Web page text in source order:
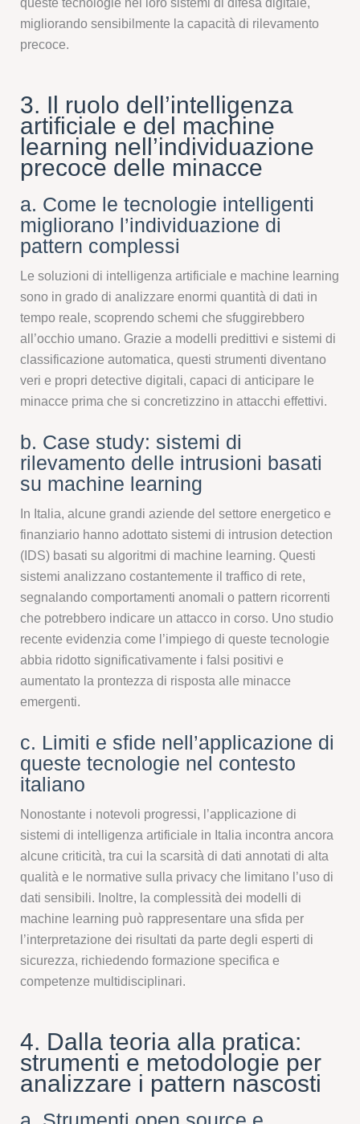
migliorando sensibilmente la capacità di rilevamento
precoce.
3. Il ruolo dell’intelligenza
artificiale e del machine
learning nell’individuazione
precoce delle minacce
a. Come le tecnologie intelligenti
migliorano l’individuazione di
pattern complessi
Le soluzioni di intelligenza artificiale e machine learning
sono in grado di analizzare enormi quantità di dati in
tempo reale, scoprendo schemi che sfuggirebbero
all’occhio umano. Grazie a modelli predittivi e sistemi di
classificazione automatica, questi strumenti diventano
veri e propri detective digitali, capaci di anticipare le
minacce prima che si concretizzino in attacchi effettivi.
b. Case study: sistemi di
rilevamento delle intrusioni basati
su machine learning
In Italia, alcune grandi aziende del settore energetico e
finanziario hanno adottato sistemi di intrusion detection
(IDS) basati su algoritmi di machine learning. Questi
sistemi analizzano costantemente il traffico di rete,
segnalando comportamenti anomali o pattern ricorrenti
che potrebbero indicare un attacco in corso. Uno studio
recente evidenzia come l’impiego di queste tecnologie
abbia ridotto significativamente i falsi positivi e
aumentato la prontezza di risposta alle minacce
emergenti.
c. Limiti e sfide nell’applicazione di
queste tecnologie nel contesto
italiano
Nonostante i notevoli progressi, l’applicazione di
sistemi di intelligenza artificiale in Italia incontra ancora
alcune criticità, tra cui la scarsità di dati annotati di alta
qualità e le normative sulla privacy che limitano l’uso di
dati sensibili. Inoltre, la complessità dei modelli di
machine learning può rappresentare una sfida per
l’interpretazione dei risultati da parte degli esperti di
sicurezza, richiedendo formazione specifica e
competenze multidisciplinari.
4. Dalla teoria alla pratica:
strumenti e metodologie per
analizzare i pattern nascosti